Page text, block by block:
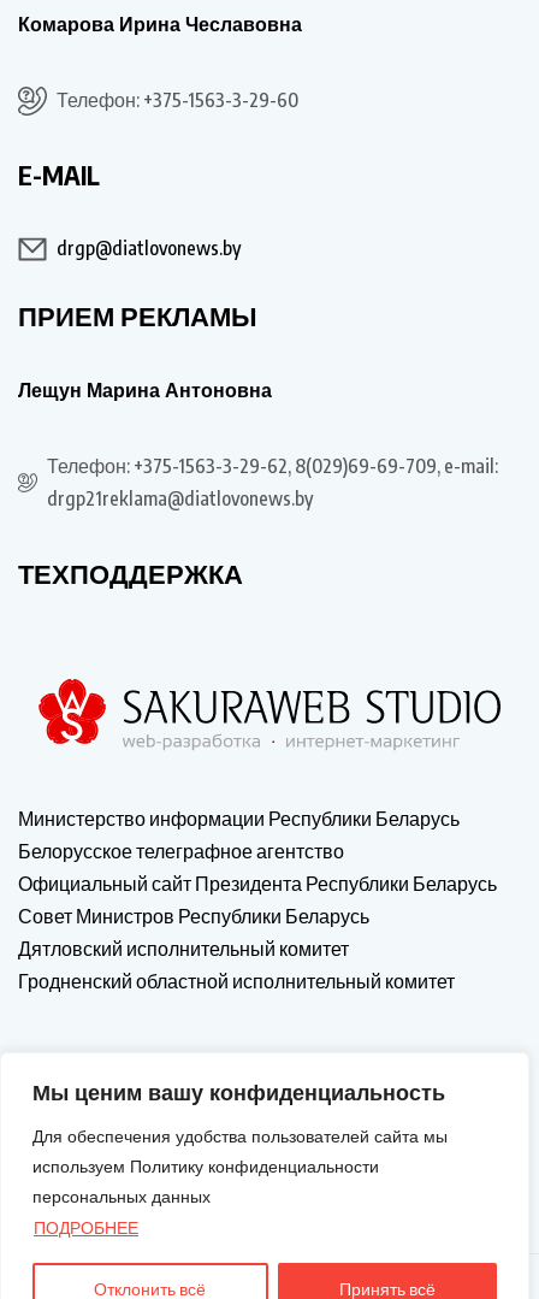
Мы ценим вашу конфиденциальность
Для обеспечения удобства пользователей сайта мы
используем Политику конфиденциальности
персональных данных
ПОДРОБНЕЕ
Отклонить всё Принять всё
Комарова Ирина Чеславовна
Телефон: +375-1563-3-29-60
E-MAIL
drgp@diatlovonews.by
ПРИЕМ РЕКЛАМЫ
Лещун Марина Антоновна
Телефон: +375-1563-3-29-62, 8(029)69-69-709, e-mail:
drgp21reklama@diatlovonews.by
ТЕХПОДДЕРЖКА
Министерство информации Республики Беларусь
Белорусское телеграфное агентство
Официальный сайт Президента Республики Беларусь
Совет Министров Республики Беларусь
Дятловский исполнительный комитет
Гродненский областной исполнительный комитет